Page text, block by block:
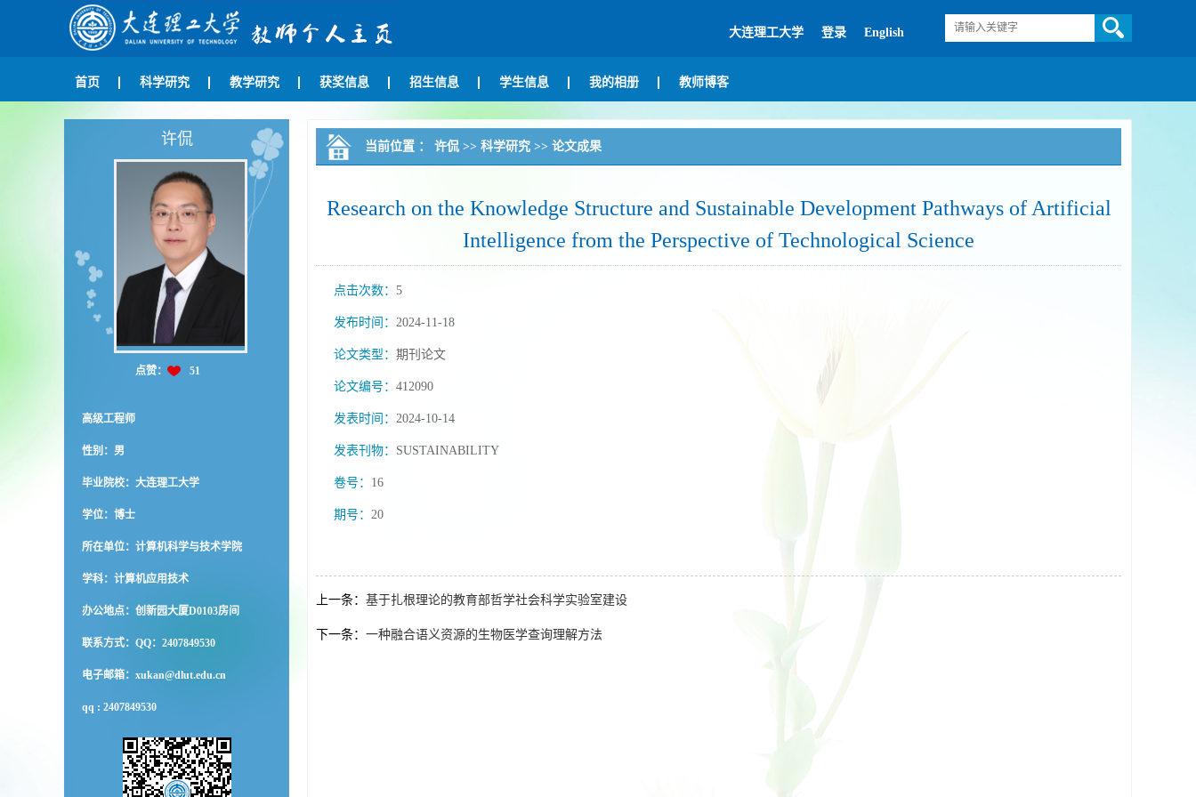
大连理工大学 登录 English
首页 科学研究 教学研究 获奖信息 招生信息 学生信息 我的相册 教师博客
许侃
点赞： 51
高级工程师
性别：男
毕业院校：大连理工大学
学位：博士
所在单位：计算机科学与技术学院
学科：计算机应用技术
办公地点：创新园大厦D0103房间
联系方式： QQ：2407849530
电子邮箱： xukan@dlut.edu.cn
qq : 2407849530
当前位置 ： 许侃 >> 科学研究 >> 论文成果
Research on the Knowledge Structure and Sustainable Development Pathways of Artificial
Intelligence from the Perspective of Technological Science
点击次数： 5
发布时间： 2024-11-18
论文类型： 期刊论文
论文编号： 412090
发表时间： 2024-10-14
发表刊物： SUSTAINABILITY
卷号： 16
期号： 20
上一条： 基于扎根理论的教育部哲学社会科学实验室建设
下一条： 一种融合语义资源的生物医学查询理解方法